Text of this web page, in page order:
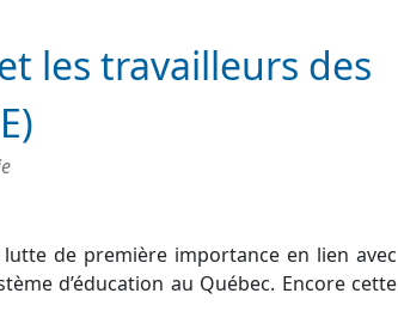
les travailleurs des
de première importance en lien avec
d’éducation au Québec. Encore cette